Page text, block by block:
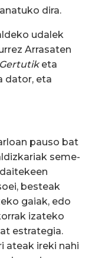
dira.
udalek
Arrasaten
Gertutiketa
dator, eta
pauso bat
seme-
besteak
gaiak, edo
izateko
estrategia.
ateak ireki nahi